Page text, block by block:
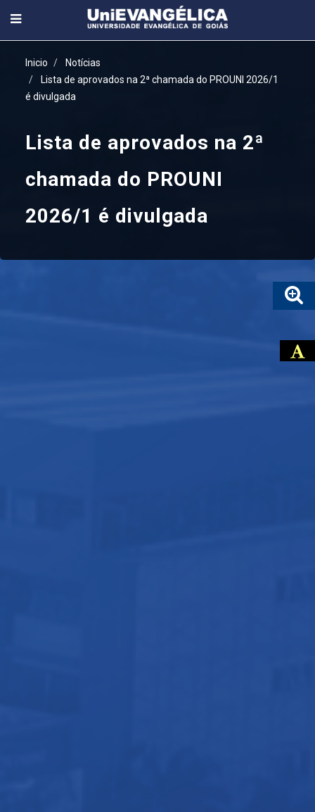
Inicio
Notícias
Lista de aprovados na 2ª chamada do PROUNI 2026/1
é divulgada
Lista de aprovados na 2ª
chamada do PROUNI
2026/1 é divulgada